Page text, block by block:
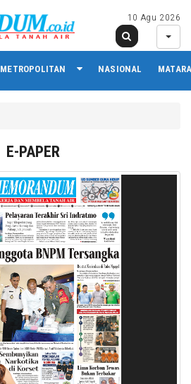
10 Agu 2026
METROPOLITAN NASIONAL
E-PAPER